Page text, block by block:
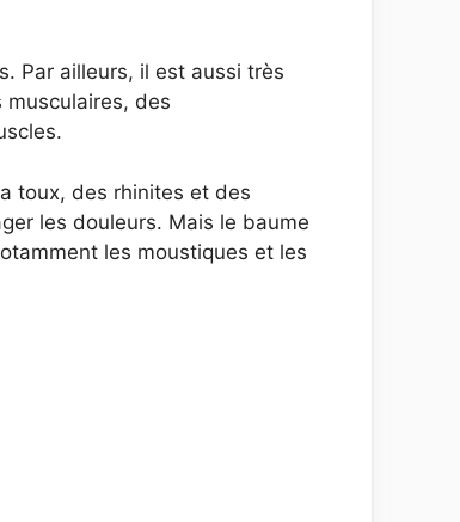
Par ailleurs, il est aussi très
musculaires, des
toux, des rhinites et des
les douleurs. Mais le baume
les moustiques et les